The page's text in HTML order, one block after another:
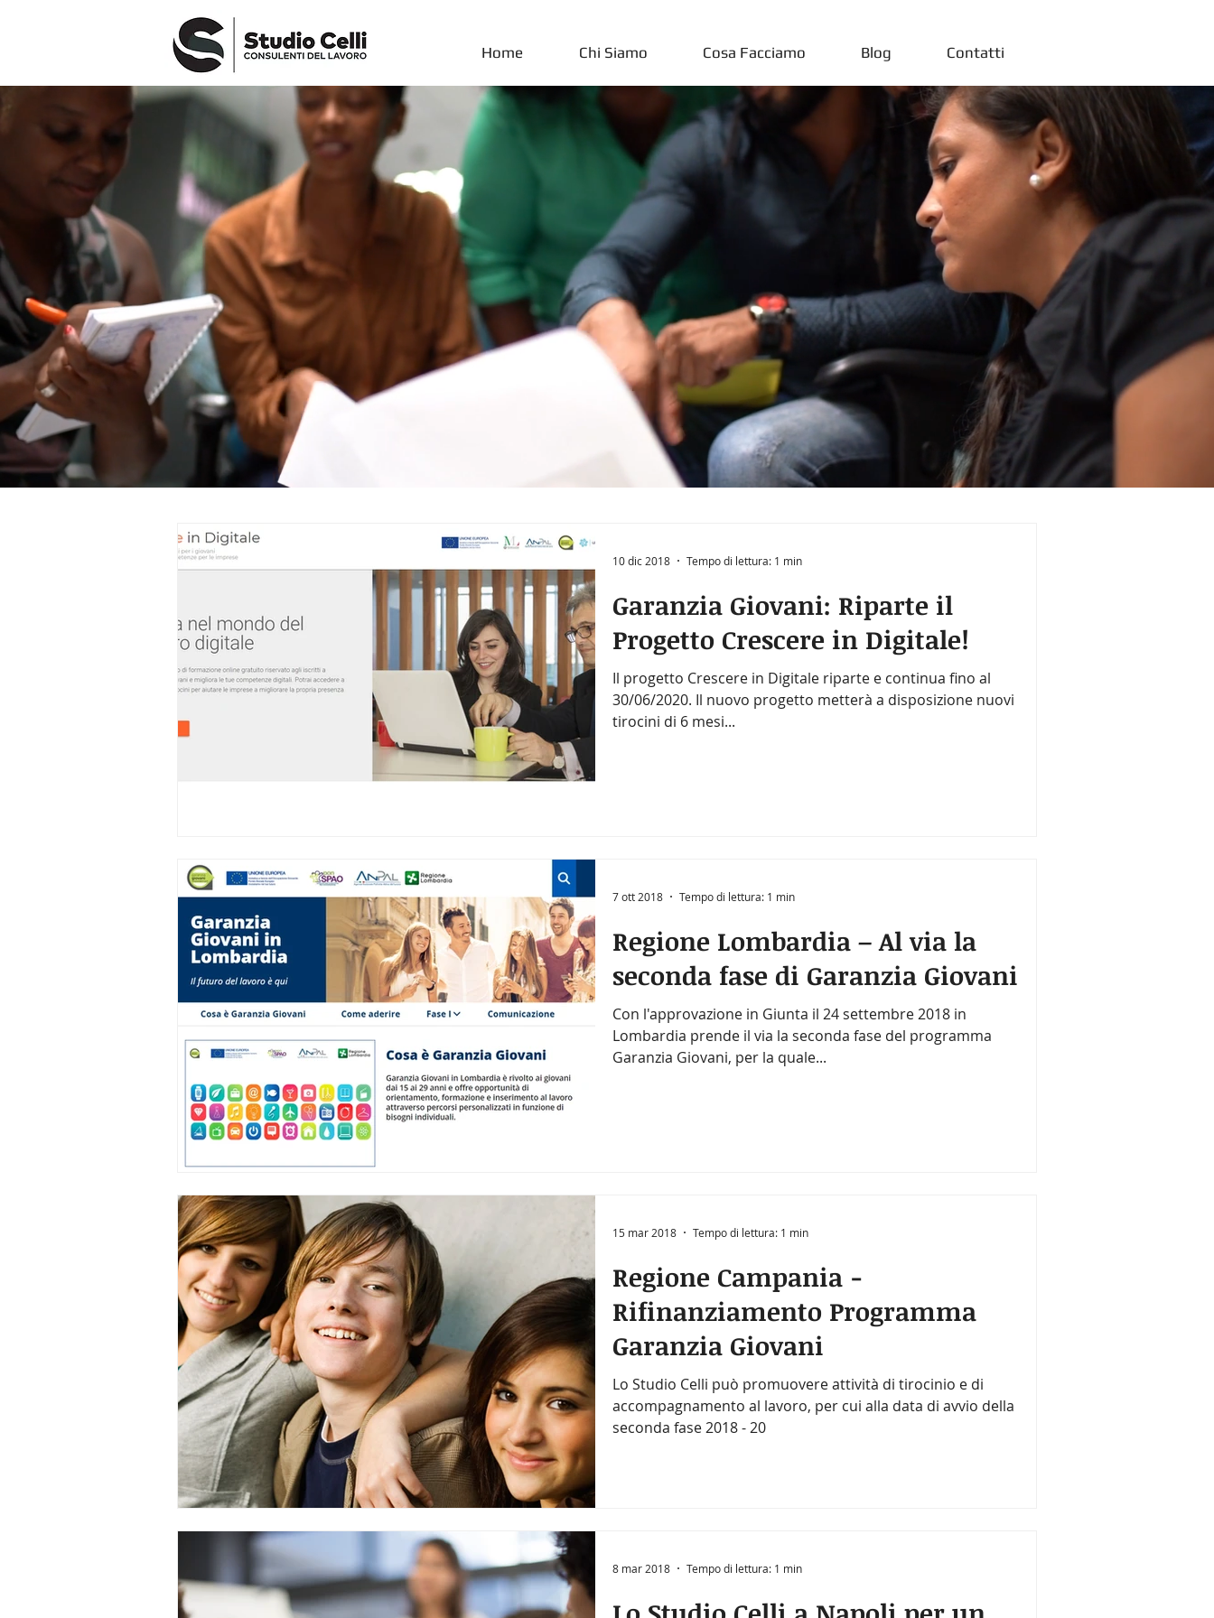
Home Chi Siamo Cosa Facciamo Blog Contatti
Garanzia Giovani: Riparte il
Progetto Crescere in Digitale!
Il progetto Crescere in Digitale riparte e continua fino al
30/06/2020. Il nuovo progetto metterà a disposizione nuovi
tirocini di 6 mesi...
10 dic 2018 Tempo di lettura: 1 min
Regione Lombardia – Al via la
seconda fase di Garanzia Giovani
Con l'approvazione in Giunta il 24 settembre 2018 in
Lombardia prende il via la seconda fase del programma
Garanzia Giovani, per la quale...
7 ott 2018 Tempo di lettura: 1 min
Regione Campania -
Rifinanziamento Programma
Garanzia Giovani
Lo Studio Celli può promuovere attività di tirocinio e di
accompagnamento al lavoro, per cui alla data di avvio della
seconda fase 2018 - 20
15 mar 2018 Tempo di lettura: 1 min
8 mar 2018 Tempo di lettura: 1 min